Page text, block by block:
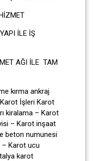
İLE İŞ
AĞI İLE TAM
kırma ankraj
İşleri Karot
kiralama – Karot
– Karot inşaat
beton numunesi
Karot ucu
karot